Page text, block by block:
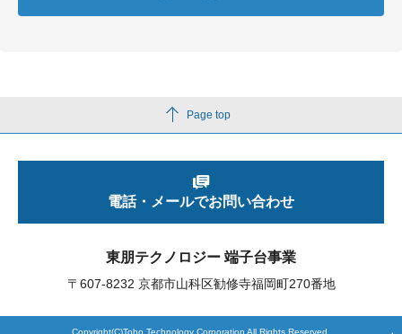
Page top
東朋テクノロジー 端子台事業
〒607-8232 京都市山科区勧修寺福岡町270番地
電話・メールでお問い合わせ
Copyright(C)Toho Technology Corporation All Rights Reserved.